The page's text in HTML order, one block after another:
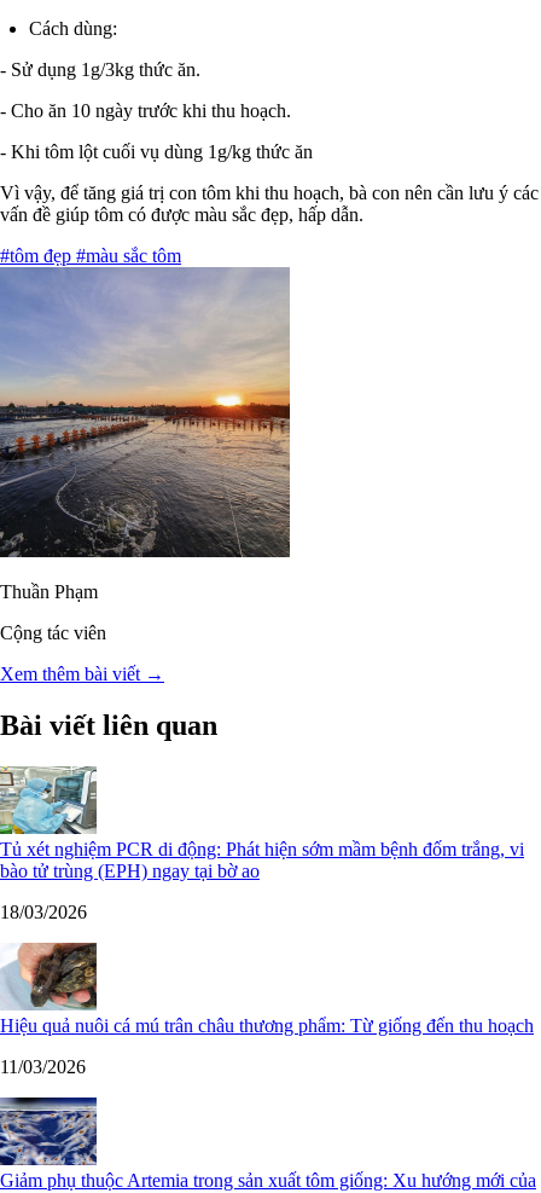
Cách dùng:
- Sử dụng 1g/3kg thức ăn.
- Cho ăn 10 ngày trước khi thu hoạch.
- Khi tôm lột cuối vụ dùng 1g/kg thức ăn
Vì vậy, để tăng giá trị con tôm khi thu hoạch, bà con nên cần lưu ý các
vấn đề giúp tôm có được màu sắc đẹp, hấp dẫn.
#tôm đẹp #màu sắc tôm
Thuần Phạm
Cộng tác viên
Xem thêm bài viết →
Bài viết liên quan
Tủ xét nghiệm PCR di động: Phát hiện sớm mầm bệnh đốm trắng, vi
bào tử trùng (EPH) ngay tại bờ ao
18/03/2026
Hiệu quả nuôi cá mú trân châu thương phẩm: Từ giống đến thu hoạch
11/03/2026
Giảm phụ thuộc Artemia trong sản xuất tôm giống: Xu hướng mới của